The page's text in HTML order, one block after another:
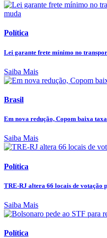
Política
Lei garante frete mínimo no
Saiba Mais
Brasil
Em nova redução, Copom baixa
Saiba Mais
Política
TRE-RJ altera 66 locais de votação
Saiba Mais
Política